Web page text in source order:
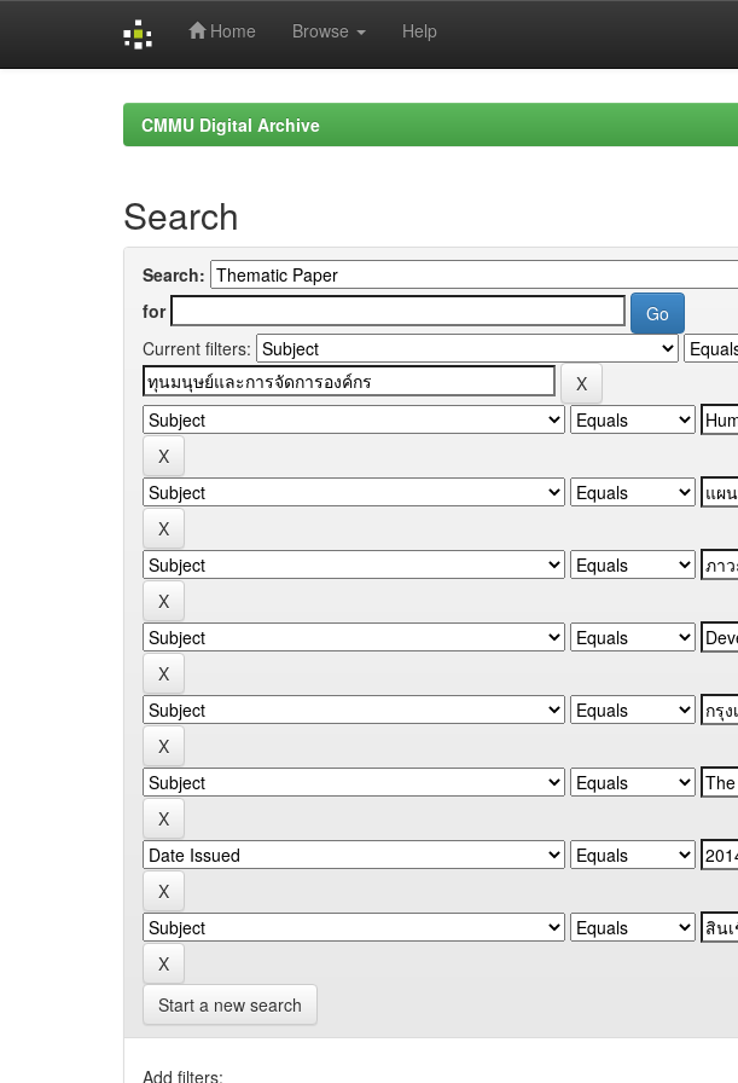
Home Browse Help
CMMU Digital Archive
Search
Search:
for
Current filters:
Start a new search
Add filters: